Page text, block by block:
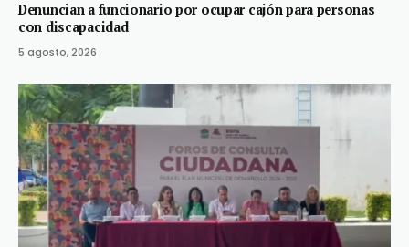
Denuncian a funcionario por ocupar cajón para personas
con discapacidad
5 agosto, 2026